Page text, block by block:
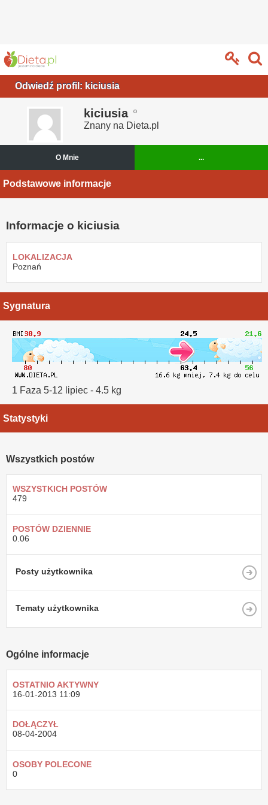
Odwiedź profil: kiciusia
kiciusia
Znany na Dieta.pl
O Mnie ...
Podstawowe informacje
Informacje o kiciusia
LOKALIZACJA
Poznań
Sygnatura
1 Faza 5-12 lipiec - 4.5 kg
Statystyki
Wszystkich postów
WSZYSTKICH POSTÓW
479
POSTÓW DZIENNIE
0.06
Posty użytkownika
Tematy użytkownika
Ogólne informacje
OSTATNIO AKTYWNY
16-01-2013 11:09
DOŁĄCZYŁ
08-04-2004
OSOBY POLECONE
0